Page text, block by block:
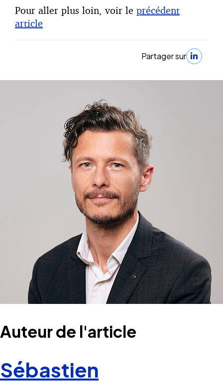
Pour aller plus loin, voir le précédent
article
Partager sur
Auteur de l'article
Sébastien